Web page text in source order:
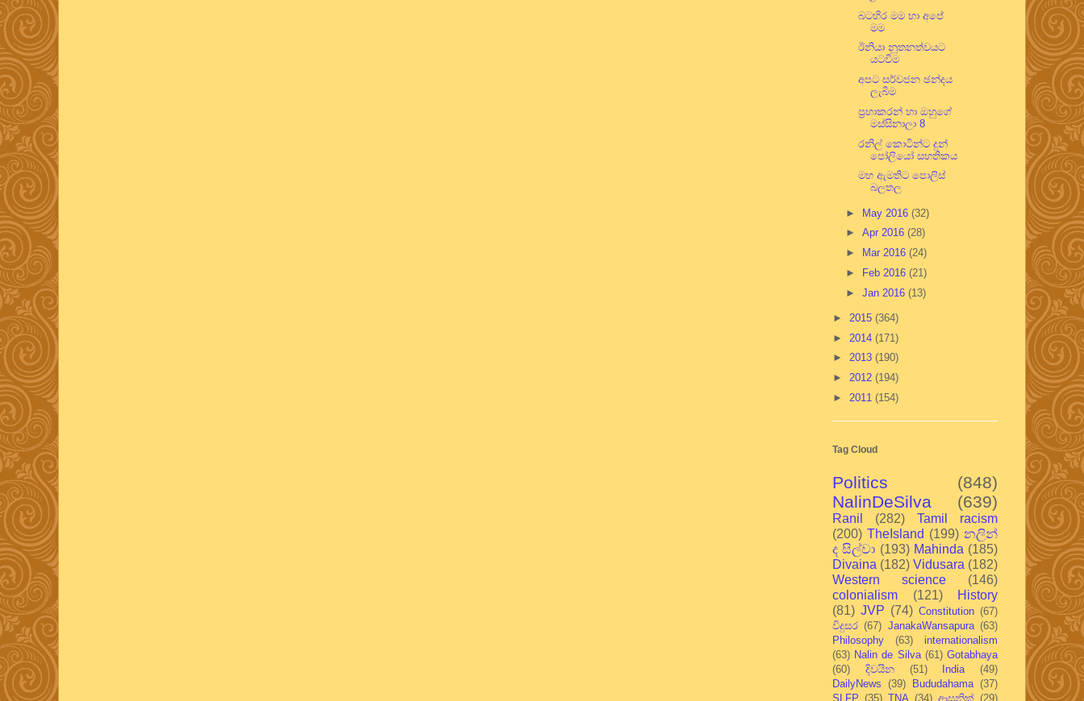
බටහිර මම හා අපේ
මම
ඊනියා නූතනත්වයට
යටවීම
අපට සර්වජන ඡන්දය
ලැබීම
ප්‍රභාකරන් හා ඔහුගේ
මස්සිනාලා 8
රනිල් කොටින්ට දුන්
පෝලියෝ සහතිකය
මහ ඇමතිට පොලිස්
බලතල
► May 2016 (32)
► Apr 2016 (28)
►
Mar 2016 (24)
►
Feb 2016 (21)
► Jan 2016 (13)
► 2015 (364)
► 2014 (171)
► 2013 (190)
► 2012 (194)
► 2011 (154)
Tag Cloud
Politics
(848)
NalinDeSilva
(639)
Ranil (282)
Tamil racism
(200) TheIsland (199) නලින්
ද සිල්වා (193) Mahinda (185)
Divaina (182) Vidusara (182)
Western science
(146)
colonialism
(121)
History
(81) JVP (74) Constitution (67)
විදුසර (67) JanakaWansapura (63)
Philosophy
(63)
internationalism
(63) Nalin de Silva (61) Gotabhaya
(60)
දිවයින (51) India
(49)
DailyNews (39) Bududahama (37)
SLFP (35) TNA (34) ආසනික් (29)